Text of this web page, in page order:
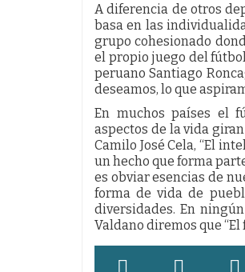
A diferencia de otros
basa en las
grupo cohesionado
el propio juego del
peruano Santiago
deseamos, lo que
En muchos países el
aspectos de la vida
Camilo José Cela, “El
un hecho que forma
es obviar esencias de
forma de vida de
diversidades. En
Valdano diremos que